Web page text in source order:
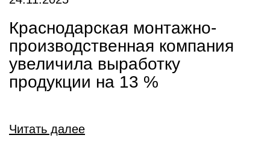
Краснодарская монтажно-
производственная компания
увеличила выработку
продукции на 13 %
Читать далее